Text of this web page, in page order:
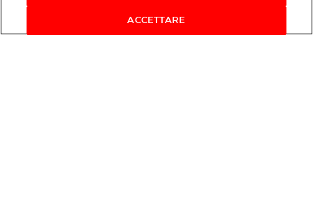
ACCETTARE